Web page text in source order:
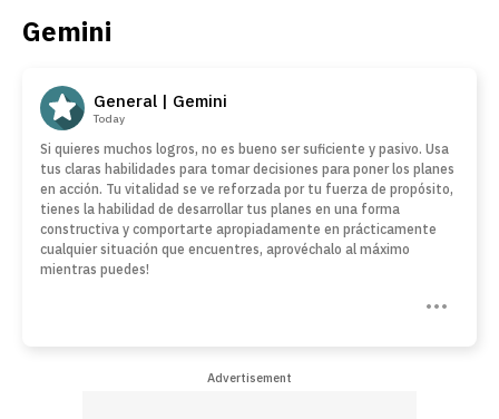
Gemini
General | Gemini
Today
Si quieres muchos logros, no es bueno ser suficiente y pasivo. Usa
tus claras habilidades para tomar decisiones para poner los planes
en acción. Tu vitalidad se ve reforzada por tu fuerza de propósito,
tienes la habilidad de desarrollar tus planes en una forma
constructiva y comportarte apropiadamente en prácticamente
cualquier situación que encuentres, aprovéchalo al máximo
mientras puedes!
Advertisement